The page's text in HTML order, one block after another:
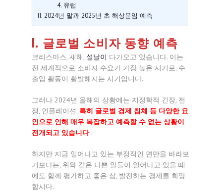
4. 유럽
II. 2024년 말과 2025년 초 해상운임 예측
I. 글로벌 소비자 동향 예측
크리스마스, 새해, 설날이 다가오고 있습니다. 이는
전 세계적으로 소비자 수요가 가장 높은 시기로, 수
출입 활동이 활발해지는 시기입니다.
그러나 2024년 올해의 상황에는 지정학적 긴장, 전
쟁, 인플레이션, 특히 글로벌 경제 침체 등 다양한 요
인으로 인해 매우 복잡하고 예측할 수 없는 상황이
전개되고 있습니다 .
하지만 지금 일어나고 있는 부정적인 면만을 바라보
기보다는, 위와 같은 나쁜 일들이 일어나고 있을 때
에도 함께 평가하고 좋은 삶, 발전하는 경제를 희망
합시다.